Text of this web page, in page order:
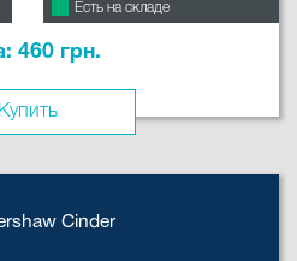
Есть на складе
460 грн.
Купить
Cinder